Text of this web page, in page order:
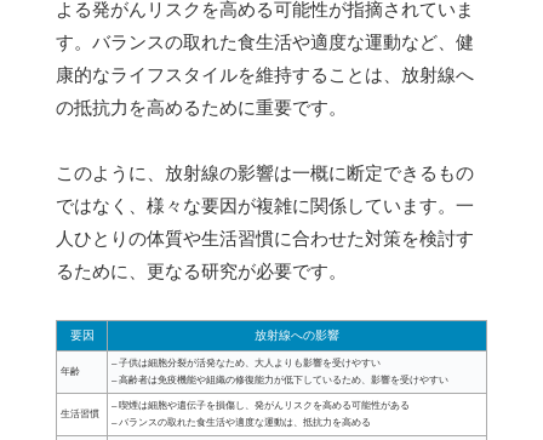
よる発がんリスクを高める可能性が指摘されていま
す。バランスの取れた食生活や適度な運動など、健
康的なライフスタイルを維持することは、放射線へ
の抵抗力を高めるために重要です。
このように、放射線の影響は一概に断定できるもの
ではなく、様々な要因が複雑に関係しています。一
人ひとりの体質や生活習慣に合わせた対策を検討す
るために、更なる研究が必要です。
要因 放射線への影響
年齢
– 子供は細胞分裂が活発なため、大人よりも影響を受けやすい
– 高齢者は免疫機能や組織の修復能力が低下しているため、影響を受けやすい
生活習慣
– 喫煙は細胞や遺伝子を損傷し、発がんリスクを高める可能性がある
– バランスの取れた食生活や適度な運動は、抵抗力を高める